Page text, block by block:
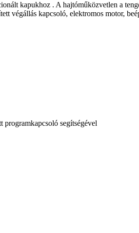
kapukhoz . A hajtóműközvetlen a
végállás kapcsoló, elektromos motor,
segítségével